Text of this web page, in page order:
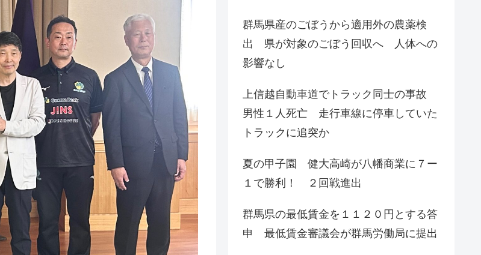
群馬県産のごぼうから適用外の農薬検
出 県が対象のごぼう回収へ 人体への
影響なし
上信越自動車道でトラック同士の事故
男性１人死亡 走行車線に停車していた
トラックに追突か
夏の甲子園 健大高崎が八幡商業に７ー
１で勝利！ ２回戦進出
群馬県の最低賃金を１１２０円とする答
申 最低賃金審議会が群馬労働局に提出